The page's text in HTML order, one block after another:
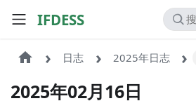
IFDESS
日志 2025年日志
2025年02月16日